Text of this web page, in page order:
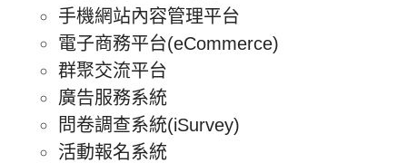
手機網站內容管理平台
電子商務平台(eCommerce)
群聚交流平台
廣告服務系統
問卷調查系統(iSurvey)
活動報名系統